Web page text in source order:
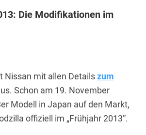
Die Modifikationen im
Nissan mit allen Detailszum
Schon am 19. November
Modell in Japan auf den Markt,
offiziell im „Frühjahr 2013“.